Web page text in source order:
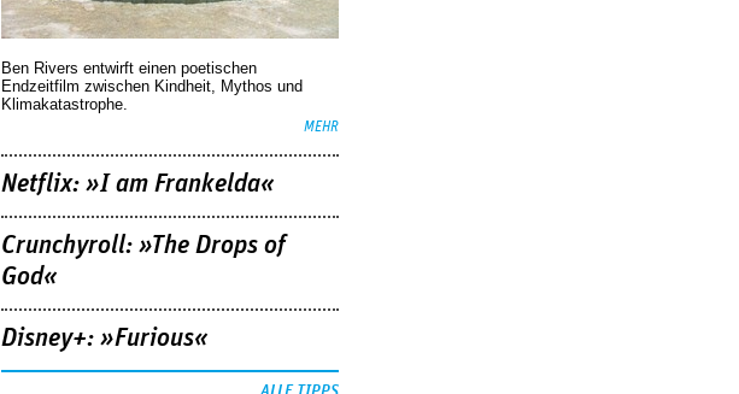
Ben Rivers entwirft einen poetischen
Endzeitfilm zwischen Kindheit, Mythos und
Klimakatastrophe.
MEHR
Netflix: »I am Frankelda«
Crunchyroll: »The Drops of
God«
Disney+: »Furious«